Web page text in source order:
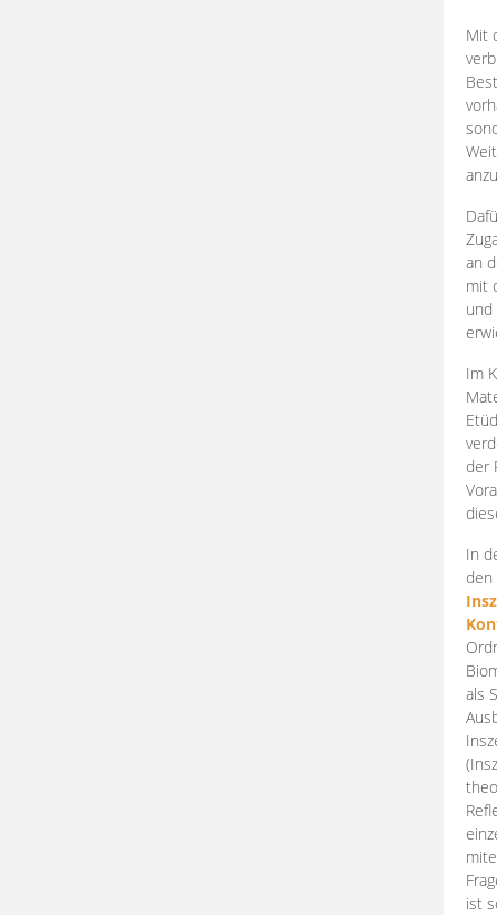
Mit
an
mit
und
Im
der
In
den
als
ist